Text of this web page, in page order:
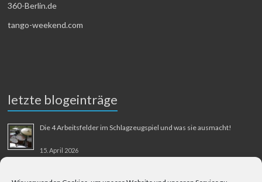
360-Berlin.de
tango-weekend.com
letzte blogeinträge
Die 4 Arbeitsfelder im Schlagzeugspiel und was sie ausmacht!
15. April 2026